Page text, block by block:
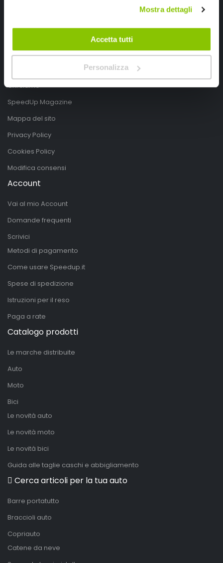
Mostra dettagli
Accetta tutti
Personalizza
Speedup.it by Trio Group
Chi siamo
SpeedUp Magazine
Mappa del sito
Privacy Policy
Cookies Policy
Modifica consensi
Account
Vai al mio Account
Domande frequenti
Scrivici
Metodi di pagamento
Come usare Speedup.it
Spese di spedizione
Istruzioni per il reso
Paga a rate
Catalogo prodotti
Le marche distribuite
Auto
Moto
Bici
Le novità auto
Le novità moto
Le novità bici
Guida alle taglie caschi e abbigliamento
Cerca articoli per la tua auto
Barre portatutto
Braccioli auto
Copriauto
Catene da neve